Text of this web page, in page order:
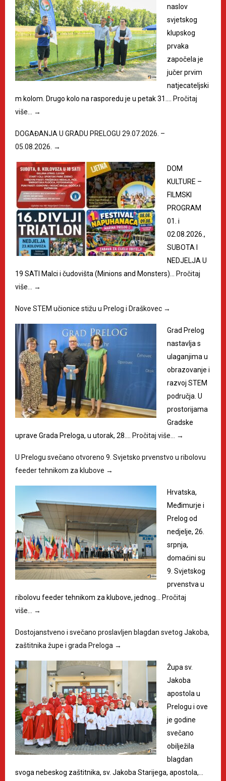
naslov
svjetskog
klupskog
prvaka
započela je
jučer prvim
natjecateljski
m kolom. Drugo kolo na rasporedu je u petak 31.…
Pročitaj
više…
→
DOGAĐANJA U GRADU PRELOGU 29.07.2026. –
05.08.2026. →
DOM
KULTURE –
FILMSKI
PROGRAM
01. i
02.08.2026.,
SUBOTA I
NEDJELJA U
19 SATI Malci i čudovišta (Minions and Monsters)…
Pročitaj
više…
→
Nove STEM učionice stižu u Prelog i Draškovec →
Grad Prelog
nastavlja s
ulaganjima u
obrazovanje i
razvoj STEM
područja. U
prostorijama
Gradske
uprave Grada Preloga, u utorak, 28.…
Pročitaj više… →
U Prelogu svečano otvoreno 9. Svjetsko prvenstvo u ribolovu
feeder tehnikom za klubove →
Hrvatska,
Međimurje i
Prelog od
nedjelje, 26.
srpnja,
domaćini su
9. Svjetskog
prvenstva u
ribolovu feeder tehnikom za klubove, jednog…
Pročitaj
više…
→
Dostojanstveno i svečano proslavljen blagdan svetog Jakoba,
zaštitnika župe i grada Preloga →
Župa sv.
Jakoba
apostola u
Prelogu i ove
je godine
svečano
obilježila
blagdan
svoga nebeskog zaštitnika, sv. Jakoba Starijega, apostola,…